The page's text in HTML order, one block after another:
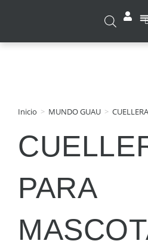
Inicio > MUNDO GUAU >
PARA